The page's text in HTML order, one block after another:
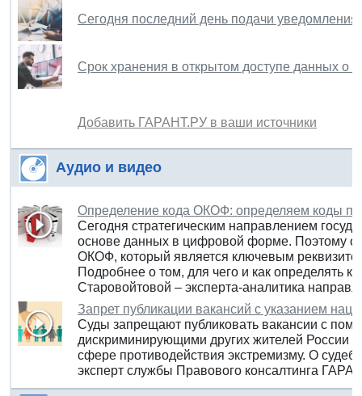
Сегодня последний день подачи уведомления
Срок хранения в открытом доступе данных о
Добавить ГАРАНТ.РУ в ваши источники
Аудио и видео
Определение кода ОКОФ: определяем коды
Сегодня стратегическим направлением
основе данных в цифровой форме. Поэтому
ОКОФ, который является ключевым
Подробнее о том, для чего и как определять
Старовойтовой – эксперта-аналитика
Запрет публикации вакансий с указанием
Суды запрещают публиковать вакансии с
дискриминирующими других жителей России
сфере противодействия экстремизму. О
эксперт службы Правового консалтинга